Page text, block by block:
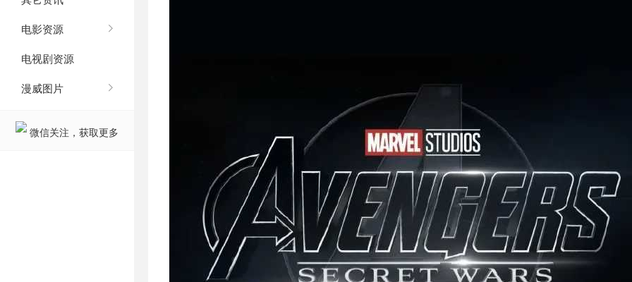
电影资源
电视剧资源
漫威图片
微信关注，获取更多